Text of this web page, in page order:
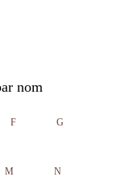
nom
F G
M N